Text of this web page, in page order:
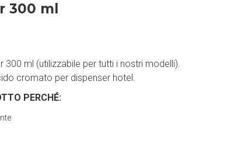
300 ml
300 ml (utilizzabile per tutti i nostri modelli).
cromato per dispenser hotel.
PERCHÉ: